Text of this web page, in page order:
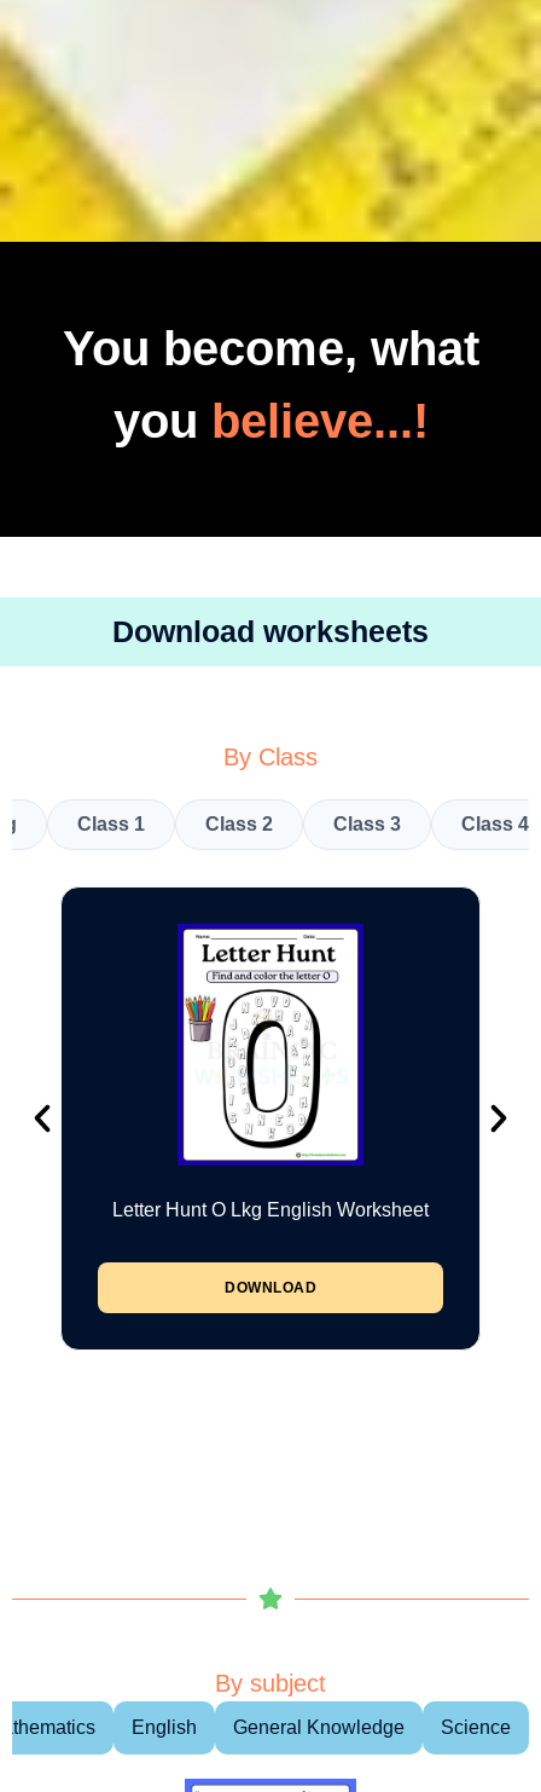
You become, what
you believe...!
Download worksheets
By Class
Class 1 Class 2 Class 3 Class 4
Letter Hunt O Lkg English Worksheet
DOWNLOAD
By subject
English General Knowledge Science